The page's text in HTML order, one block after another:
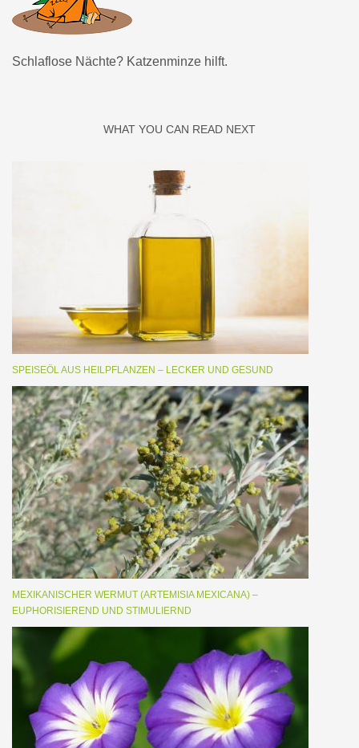
Schlaflose Nächte? Katzenminze hilft.
WHAT YOU CAN READ NEXT
SPEISEÖL AUS HEILPFLANZEN – LECKER UND GESUND
MEXIKANISCHER WERMUT (ARTEMISIA MEXICANA) –
EUPHORISIEREND UND STIMULIERND